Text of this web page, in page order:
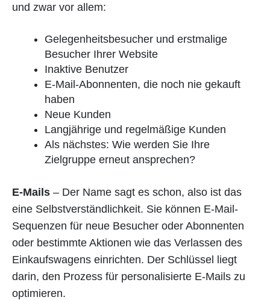
und zwar vor allem:
Gelegenheitsbesucher und erstmalige
Besucher Ihrer Website
Inaktive Benutzer
E-Mail-Abonnenten, die noch nie gekauft
haben
Neue Kunden
Langjährige und regelmäßige Kunden
Als nächstes: Wie werden Sie Ihre
Zielgruppe erneut ansprechen?
E-Mails – Der Name sagt es schon, also ist das
eine Selbstverständlichkeit. Sie können E-Mail-
Sequenzen für neue Besucher oder Abonnenten
oder bestimmte Aktionen wie das Verlassen des
Einkaufswagens einrichten. Der Schlüssel liegt
darin, den Prozess für personalisierte E-Mails zu
optimieren.